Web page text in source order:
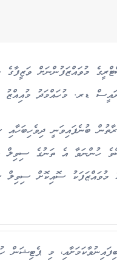
މުވައްޒަފުންނަށް
ޑރ. މުހައްމަދު މުއިއްޒު
ބުނެފައިވަނީ
ހުންނަވާ އެ ތަނުގެ ސިވިލް
މައްސަލާގައި އެ މިނިސްޓްރީގެ 22
މި ޕެޓިޝަން